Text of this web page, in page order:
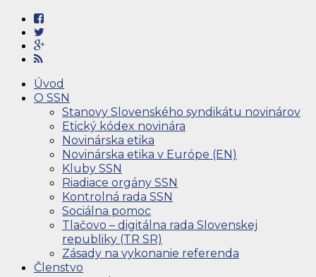
Úvod
O SSN
Stanovy Slovenského syndikátu novinárov
Etický kódex novinára
Novinárska etika
Novinárska etika v Európe (EN)
Kluby SSN
Riadiace orgány SSN
Kontrolná rada SSN
Sociálna pomoc
Tlačovo – digitálna rada Slovenskej
republiky (TR SR)
Zásady na vykonanie referenda
Členstvo